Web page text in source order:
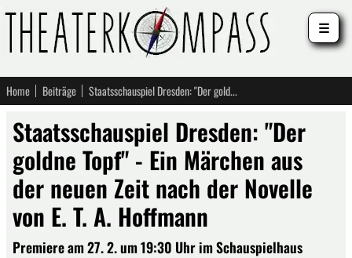
Home Beiträge Staatsschauspiel Dresden: "Der goldne Topf" - Ein Märchen aus der neuen Zeit nach der Novelle von E. T. A. Hoffmann
Staatsschauspiel Dresden: "Der
goldne Topf" - Ein Märchen aus
der neuen Zeit nach der Novelle
von E. T. A. Hoffmann
Premiere am 27. 2. um 19:30 Uhr im Schauspielhaus
☰